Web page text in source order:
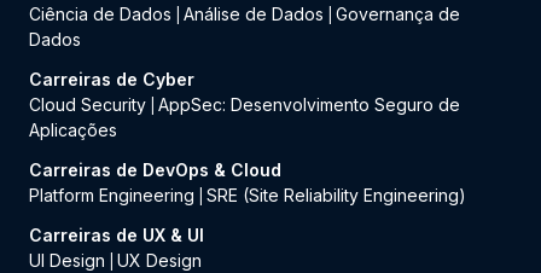
Ciência de Dados
Análise de Dados
Governança de
Dados
Carreiras de Cyber
Cloud Security AppSec: Desenvolvimento Seguro de
Aplicações
Carreiras de DevOps & Cloud
Platform Engineering
SRE (Site Reliability Engineering)
Carreiras de UX & UI
UI Design
UX Design